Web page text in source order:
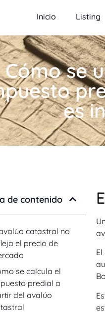
Inicio Listing
Cómo se
es
de contenido
catastral no
el precio de
se calcula el
predial a
del avalúo